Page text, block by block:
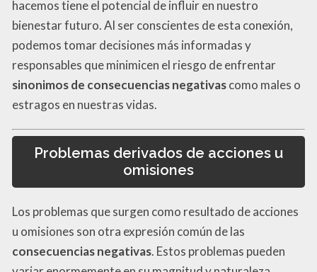
hacemos tiene el potencial de influir en nuestro
bienestar futuro. Al ser conscientes de esta conexión,
podemos tomar decisiones más informadas y
responsables que minimicen el riesgo de enfrentar
sinonimos de consecuencias negativascomo males o
estragos en nuestras vidas.
Problemas derivados de acciones u
omisiones
Los problemas que surgen como resultado de acciones
u omisiones son otra expresión común de las
consecuencias negativas. Estos problemas pueden